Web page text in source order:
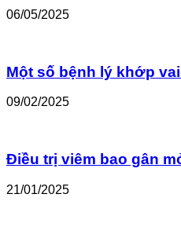
06/05/2025
Một số bệnh lý khớp
09/02/2025
Điều trị viêm bao gân
21/01/2025